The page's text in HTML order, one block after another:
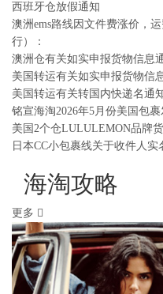
西班牙仓放假通知
澳洲ems路线因文件费涨价，
行）：
澳洲仓有关如实申报货物信息
美国转运有关如实申报货物信
美国转运有关转国内快递名通
铭宣海淘2026年5月份美国包
美国2个仓LULULEMON品牌
日本CC小包裹线关于收件人实
海淘攻略
更多